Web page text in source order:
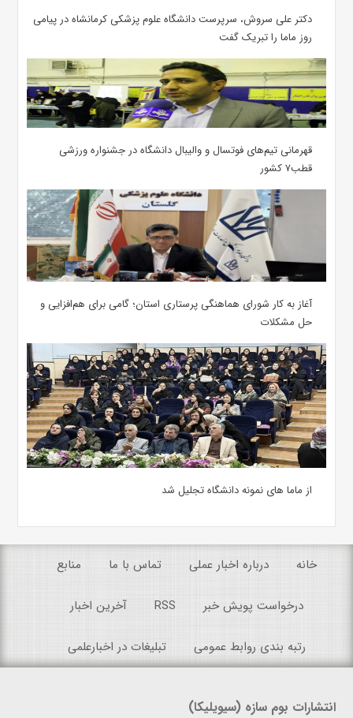
دکتر علی سروش، سرپرست دانشگاه علوم پزشکی کرمانشاه در پیامی
روز ماما را تبریک گفت
قهرمانی تیم‌های فوتسال و والیبال دانشگاه در جشنواره ورزشی
قطب۷ کشور
آغاز به کار شورای هماهنگی پرستاری استان؛ گامی برای هم‌افزایی و
حل مشکلات
از ماما های نمونه دانشگاه تجلیل شد
خانه درباره اخبار عملی تماس با ما منابع
درخواست پویش خبر RSS آخرین اخبار
رتبه بندی روابط عمومی تبلیغات در اخبارعلمی
انتشارات بوم سازه (سیویلیکا)